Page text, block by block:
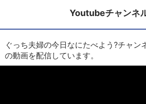
Youtubeチャンネ
ぐっち夫婦の今日なにたべよう?チャン
の動画を配信しています。